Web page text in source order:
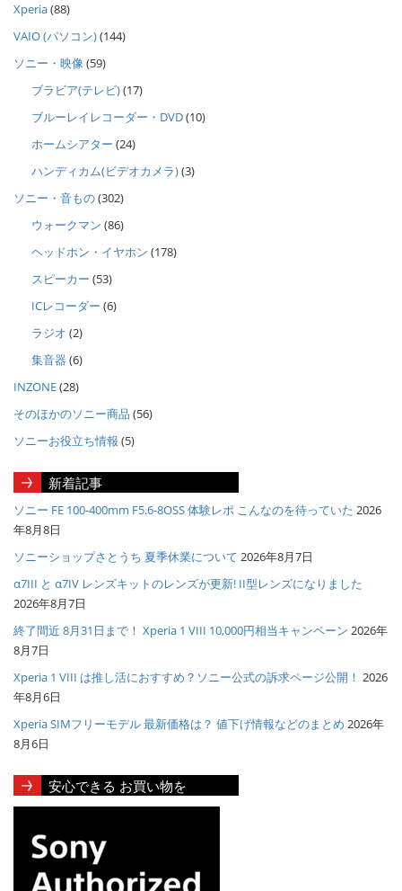
Xperia(88)
VAIO (パソコン)(144)
ソニー・映像(59)
ブラビア(テレビ)(17)
ブルーレイレコーダー・DVD(10)
ホームシアター (24)
ハンディカム(ビデオカメラ)(3)
ソニー・音もの(302)
ウォークマン (86)
ヘッドホン・イヤホン (178)
スピーカー (53)
ICレコーダー (6)
ラジオ (2)
集音器 (6)
INZONE(28)
そのほかのソニー商品 (56)
ソニーお役立ち情報 (5)
新着記事
ソニー FE 100-400mm F5.6-8OSS 体験レポ こんなのを待っていた 2026
年8月8日
ソニーショップさとうち 夏季休業について 2026年8月7日
α7III と α7IV レンズキットのレンズが更新! II型レンズになりました
2026年8月7日
終了間近 8月31日まで！ Xperia 1 VIII 10,000円相当キャンペーン 2026年
8月7日
Xperia 1 VIII は推し活におすすめ？ソニー公式の訴求ページ公開！ 2026
年8月6日
Xperia SIMフリーモデル 最新価格は？ 値下げ情報などのまとめ 2026年
8月6日
安心できる お買い物を